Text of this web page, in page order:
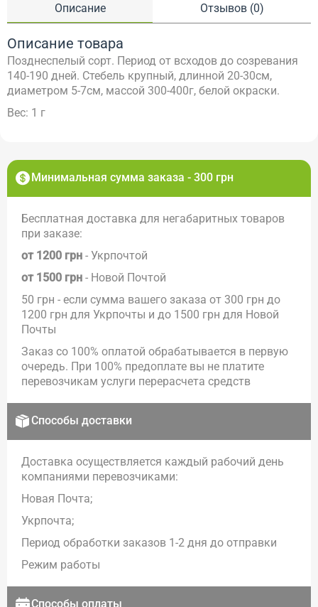
Минимальная сумма заказа - 300 грн
Бесплатная доставка для негабаритных товаров
при заказе:
от 1200 грн - Укрпочтой
от 1500 грн - Новой Почтой
50 грн - если сумма вашего заказа от 300 грн до
1200 грн для Укрпочты и до 1500 грн для Новой
Почты
Заказ со 100% оплатой обрабатывается в первую
очередь. При 100% предоплате вы не платите
перевозчикам услуги перерасчета средств
Способы доставки
Доставка осуществляется каждый рабочий день
компаниями перевозчиками:
Новая Почта;
Укрпочта;
Период обработки заказов 1-2 дня до отправки
Режим работы
Способы оплаты
Описание Отзывов (0)
Описание товара
Позднеспелый сорт. Период от всходов до созревания
140-190 дней. Стебель крупный, длинной 20-30см,
диаметром 5-7см, массой 300-400г, белой окраски.
Вес: 1 г